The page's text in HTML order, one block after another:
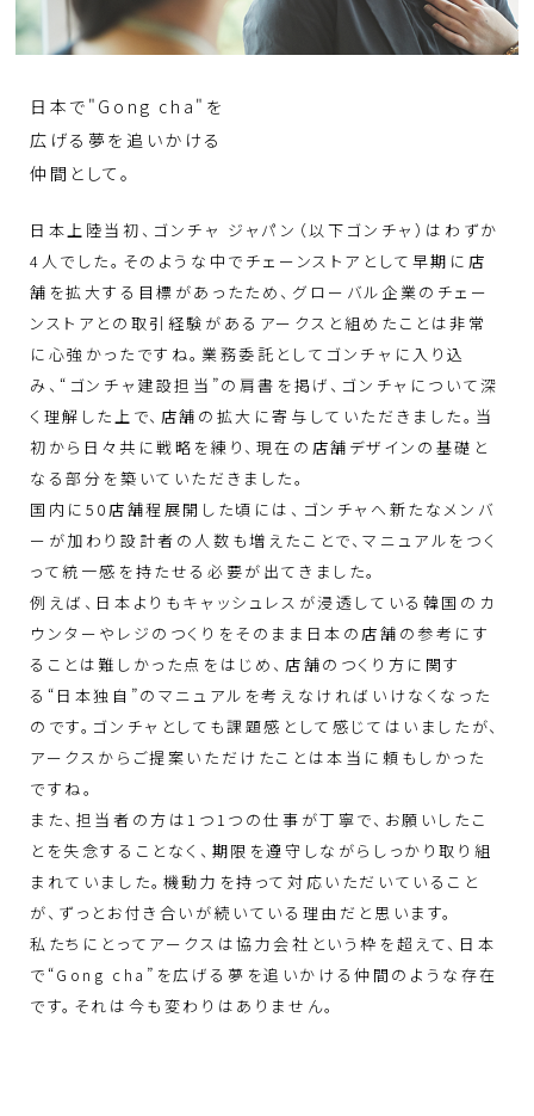
日本で"Gong cha"を
広げる夢を追いかける
仲間として。
日本上陸当初、ゴンチャ ジャパン（以下ゴンチャ）はわずか
4人でした。そのような中でチェーンストアとして早期に店
舗を拡大する目標があったため、グローバル企業のチェー
ンストアとの取引経験があるアークスと組めたことは非常
に心強かったですね。業務委託としてゴンチャに入り込
み、“ゴンチャ建設担当”の肩書を掲げ、ゴンチャについて深
く理解した上で、店舗の拡大に寄与していただきました。当
初から日々共に戦略を練り、現在の店舗デザインの基礎と
なる部分を築いていただきました。
国内に50店舗程展開した頃には、ゴンチャへ新たなメンバ
ーが加わり設計者の人数も増えたことで、マニュアルをつく
って統一感を持たせる必要が出てきました。
例えば、日本よりもキャッシュレスが浸透している韓国のカ
ウンターやレジのつくりをそのまま日本の店舗の参考にす
ることは難しかった点をはじめ、店舗のつくり方に関す
る“日本独自”のマニュアルを考えなければいけなくなった
のです。ゴンチャとしても課題感として感じてはいましたが、
アークスからご提案いただけたことは本当に頼もしかった
ですね。
また、担当者の方は1つ1つの仕事が丁寧で、お願いしたこ
とを失念することなく、期限を遵守しながらしっかり取り組
まれていました。機動力を持って対応いただいていること
が、ずっとお付き合いが続いている理由だと思います。
私たちにとってアークスは協力会社という枠を超えて、日本
で“Gong cha”を広げる夢を追いかける仲間のような存在
です。それは今も変わりはありません。